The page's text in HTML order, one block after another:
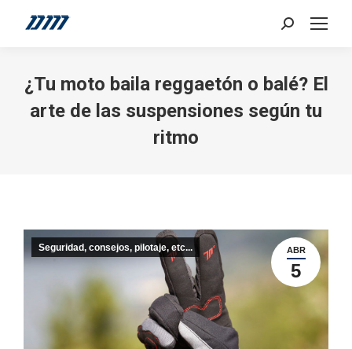
Search:
¿Tu moto baila reggaetón o balé? El
arte de las suspensiones según tu
ritmo
ABR
5
Seguridad, consejos, pilotaje, etc...